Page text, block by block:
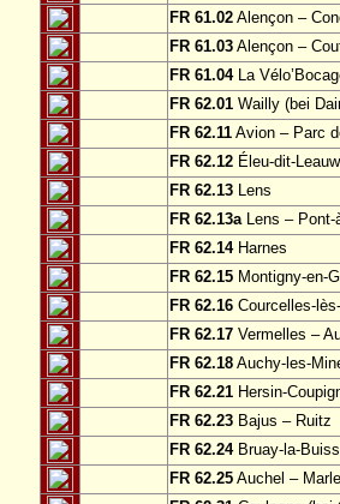
FR 61.02 Alençon –
FR 61.03 Alençon –
FR 61.04La
FR 62.01 Wailly (bei
FR 62.11 Avion – Parc
FR 62.12 Éleu-dit-
FR 62.13 Lens
FR 62.13aLens – Pont-
FR 62.14Harnes
FR 62.15 Montigny-en-
FR 62.16 Courcelles-
FR 62.17 Vermelles –
FR 62.18 Auchy-les-
FR 62.21 Hersin-
FR 62.23 Bajus – Ruitz
FR 62.24Bruay-la-
FR 62.25 Auchel –